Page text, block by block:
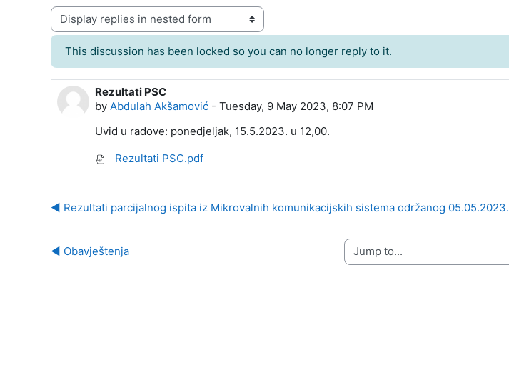
Display mode
This discussion has been locked so you can no longer reply to it.
Rezultati PSC
by Abdulah Akšamović - Tuesday, 9 May 2023, 8:07 PM
Number of replies: 0
Uvid u radove: ponedjeljak, 15.5.2023. u 12,00.
Rezultati PSC.pdf
◀︎ Rezultati parcijalnog ispita iz Mikrovalnih komunikacijskih sistema održanog 05.05.2023.
◀︎ Obavještenja Jump to...